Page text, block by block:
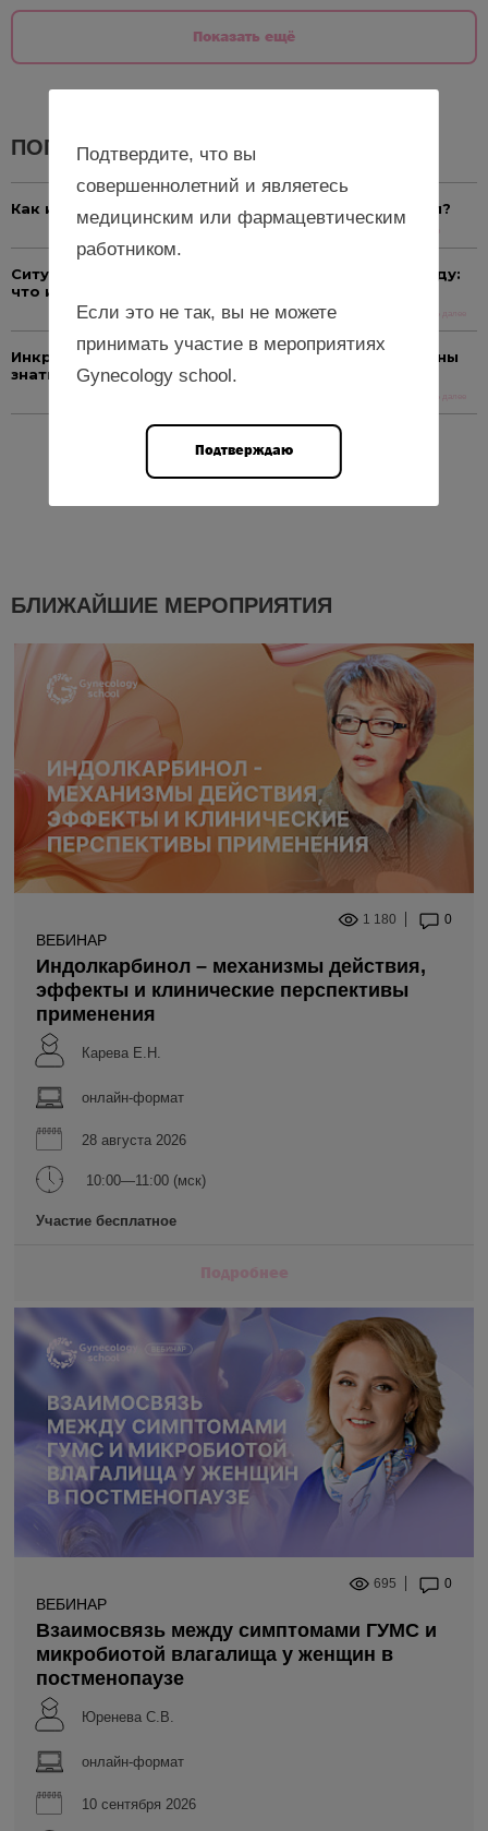
Показать ещё
ПОПУЛЯРНЫЕ НОВОСТИ
Как и зачем оценивать репродуктивный потенциал?
Ситуация с онкозаболеваниями в России в 2025 году:
что изменилось?
Читать далее
Инкретины и репродуктивное здоровье: что должны
знать гинекологи
Читать далее
БЛИЖАЙШИЕ МЕРОПРИЯТИЯ
1 180 0
ВЕБИНАР
Индолкарбинол – механизмы действия,
эффекты и клинические перспективы
применения
Карева Е.Н.
онлайн-формат
28 августа 2026
10:00—11:00 (мск)
Участие бесплатное
Подробнее
695 0
ВЕБИНАР
Взаимосвязь между симптомами ГУМС и
микробиотой влагалища у женщин в
постменопаузе
Юренева С.В.
онлайн-формат
10 сентября 2026
Подтвердите, что вы
совершеннолетний и являетесь
медицинским или фармацевтическим
работником.
Если это не так, вы не можете
принимать участие в мероприятиях
Gynecology school.
Подтверждаю